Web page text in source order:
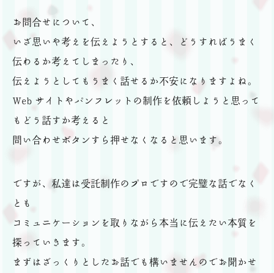
お問合せについて、
いざ思いや考えを伝えようとすると、どうすればうまく
伝わるか考えてしまったり、
伝えようとしてもうまく話せるか不安になりますよね。
Web サイトやパンフレットの制作を依頼しようと思って
もどう話すか考えると
問い合わせボタンすら押せなくなると思います。
ですが、私達は受託制作のプロですので完璧な話でなく
とも
コミュニケーションを取りながら本当に伝えたい本質を
探っていきます。
まずはざっくりとしたお話でも構いませんのでお聞かせ